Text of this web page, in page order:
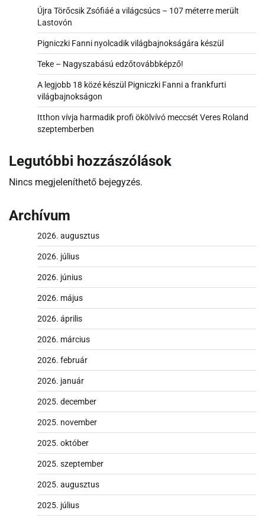
Újra Törőcsik Zsófiáé a világcsúcs – 107 méterre merült
Lastovón
Pigniczki Fanni nyolcadik világbajnokságára készül
Teke – Nagyszabású edzőtovábbképző!
A legjobb 18 közé készül Pigniczki Fanni a frankfurti
világbajnokságon
Itthon vívja harmadik profi ökölvívó meccsét Veres Roland
szeptemberben
Legutóbbi hozzászólások
Nincs megjeleníthető bejegyzés.
Archívum
2026. augusztus
2026. július
2026. június
2026. május
2026. április
2026. március
2026. február
2026. január
2025. december
2025. november
2025. október
2025. szeptember
2025. augusztus
2025. július